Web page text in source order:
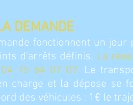
DEMANDE
fonctionnent un
d'arrêts définis. La
75 64 07 07. Le
charge et la dépose se
des véhicules : 1€ le